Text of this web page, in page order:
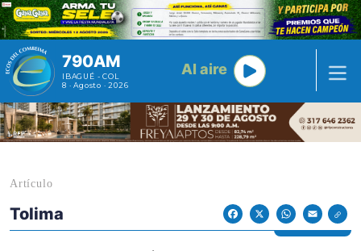
Pasar al contenido principal
790AM
IBAGUÉ - COL
8 · Agosto · 2026
Al aire
Artículo
Econoticias y Eventos
Tolima
FacebookX WhatsAppEmail